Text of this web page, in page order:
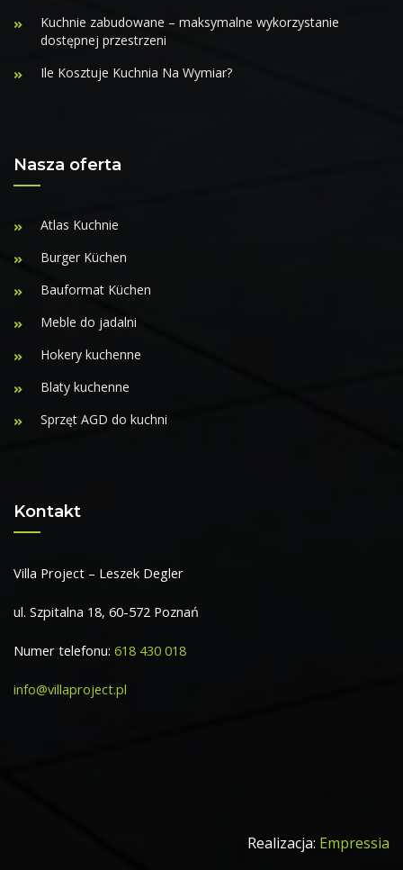
Kuchnie zabudowane – maksymalne wykorzystanie
dostępnej przestrzeni
Ile Kosztuje Kuchnia Na Wymiar?
Nasza oferta
Atlas Kuchnie
Burger Küchen
Bauformat Küchen
Meble do jadalni
Hokery kuchenne
Blaty kuchenne
Sprzęt AGD do kuchni
Kontakt
Villa Project – Leszek Degler
ul. Szpitalna 18, 60-572 Poznań
Numer telefonu: 618 430 018
info@villaproject.pl
Realizacja: Empressia